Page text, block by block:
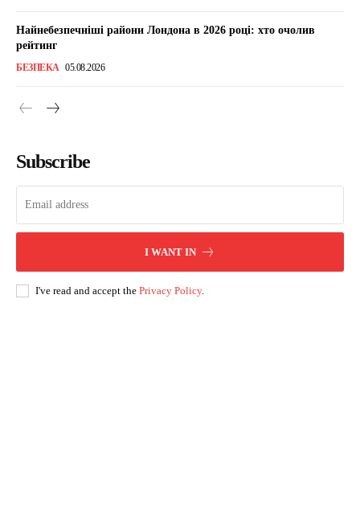
Найнебезпечніші райони Лондона в 2026 році: хто очолив
рейтинг
БЕЗПЕКА 05.08.2026
Subscribe
I WANT IN
I've read and accept the Privacy Policy.